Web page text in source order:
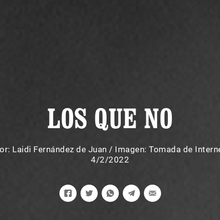
LOS QUE NO
Laidi Fernández de Juan / Imagen: Tomada de
4/2/2022